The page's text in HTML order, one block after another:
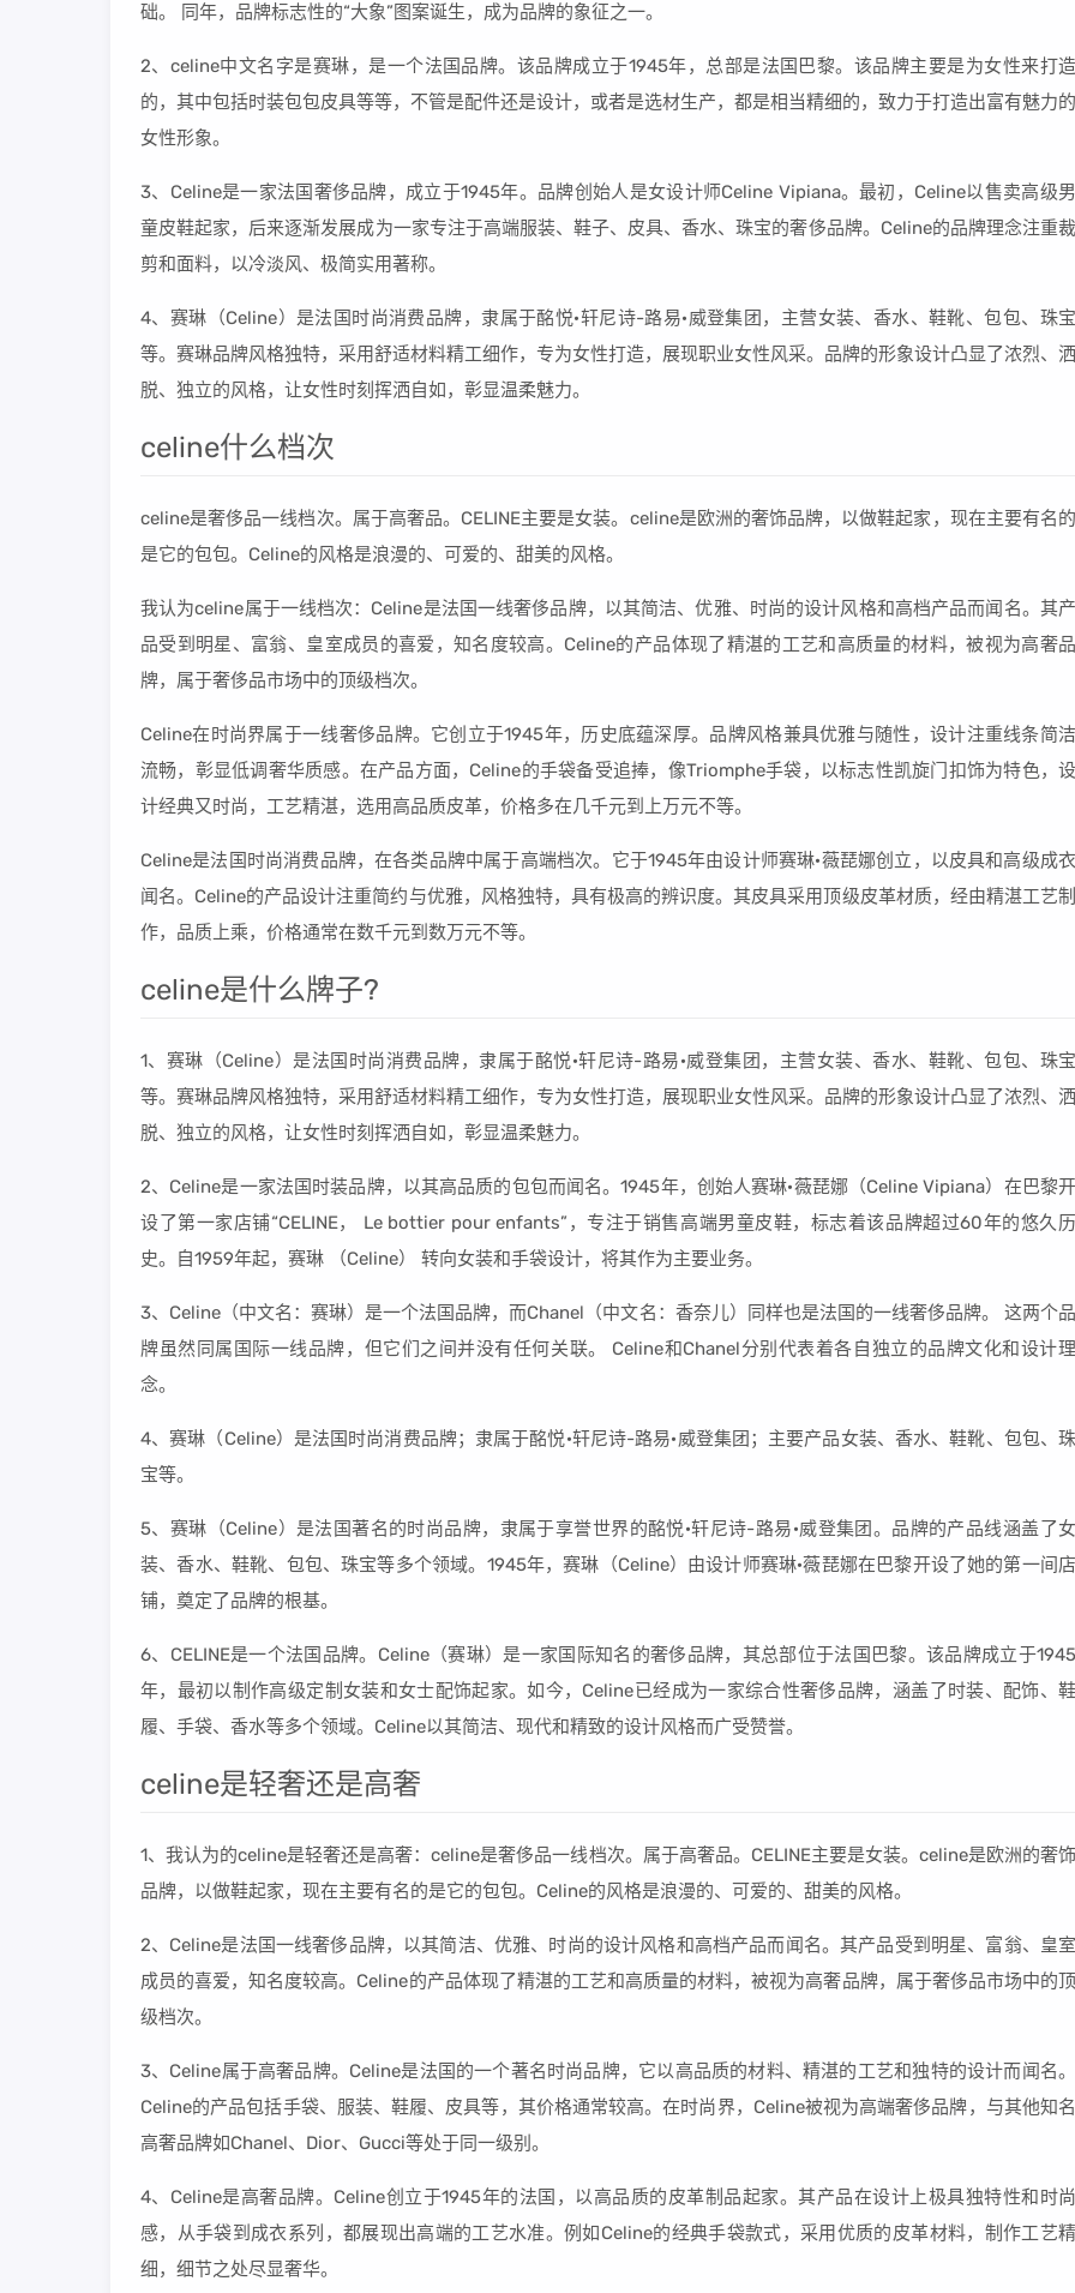
础。 同年，品牌标志性的“大象”图案诞生，成为品牌的象征之一。
2、celine中文名字是赛琳，是一个法国品牌。该品牌成立于1945年，总部是法国巴黎。该品牌主要是为女性来打造
的，其中包括时装包包皮具等等，不管是配件还是设计，或者是选材生产，都是相当精细的，致力于打造出富有魅力的
女性形象。
3、Celine是一家法国奢侈品牌，成立于1945年。品牌创始人是女设计师Celine Vipiana。最初，Celine以售卖高级男
童皮鞋起家，后来逐渐发展成为一家专注于高端服装、鞋子、皮具、香水、珠宝的奢侈品牌。Celine的品牌理念注重裁
剪和面料，以冷淡风、极简实用著称。
4、赛琳（Celine）是法国时尚消费品牌，隶属于酩悦·轩尼诗-路易·威登集团，主营女装、香水、鞋靴、包包、珠宝
等。赛琳品牌风格独特，采用舒适材料精工细作，专为女性打造，展现职业女性风采。品牌的形象设计凸显了浓烈、洒
脱、独立的风格，让女性时刻挥洒自如，彰显温柔魅力。
celine什么档次
celine是奢侈品一线档次。属于高奢品。CELINE主要是女装。celine是欧洲的奢饰品牌，以做鞋起家，现在主要有名的
是它的包包。Celine的风格是浪漫的、可爱的、甜美的风格。
我认为celine属于一线档次：Celine是法国一线奢侈品牌，以其简洁、优雅、时尚的设计风格和高档产品而闻名。其产
品受到明星、富翁、皇室成员的喜爱，知名度较高。Celine的产品体现了精湛的工艺和高质量的材料，被视为高奢品
牌，属于奢侈品市场中的顶级档次。
Celine在时尚界属于一线奢侈品牌。它创立于1945年，历史底蕴深厚。品牌风格兼具优雅与随性，设计注重线条简洁
流畅，彰显低调奢华质感。在产品方面，Celine的手袋备受追捧，像Triomphe手袋，以标志性凯旋门扣饰为特色，设
计经典又时尚，工艺精湛，选用高品质皮革，价格多在几千元到上万元不等。
Celine是法国时尚消费品牌，在各类品牌中属于高端档次。它于1945年由设计师赛琳·薇琵娜创立，以皮具和高级成衣
闻名。Celine的产品设计注重简约与优雅，风格独特，具有极高的辨识度。其皮具采用顶级皮革材质，经由精湛工艺制
作，品质上乘，价格通常在数千元到数万元不等。
celine是什么牌子?
1、赛琳（Celine）是法国时尚消费品牌，隶属于酩悦·轩尼诗-路易·威登集团，主营女装、香水、鞋靴、包包、珠宝
等。赛琳品牌风格独特，采用舒适材料精工细作，专为女性打造，展现职业女性风采。品牌的形象设计凸显了浓烈、洒
脱、独立的风格，让女性时刻挥洒自如，彰显温柔魅力。
2、Celine是一家法国时装品牌，以其高品质的包包而闻名。1945年，创始人赛琳·薇琵娜（Celine Vipiana）在巴黎开
设了第一家店铺“CELINE， Le bottier pour enfants”，专注于销售高端男童皮鞋，标志着该品牌超过60年的悠久历
史。自1959年起，赛琳 （Celine） 转向女装和手袋设计，将其作为主要业务。
3、Celine（中文名：赛琳）是一个法国品牌，而Chanel（中文名：香奈儿）同样也是法国的一线奢侈品牌。 这两个品
牌虽然同属国际一线品牌，但它们之间并没有任何关联。 Celine和Chanel分别代表着各自独立的品牌文化和设计理
念。
4、赛琳（Celine）是法国时尚消费品牌；隶属于酩悦·轩尼诗-路易·威登集团；主要产品女装、香水、鞋靴、包包、珠
宝等。
5、赛琳（Celine）是法国著名的时尚品牌，隶属于享誉世界的酩悦·轩尼诗-路易·威登集团。品牌的产品线涵盖了女
装、香水、鞋靴、包包、珠宝等多个领域。1945年，赛琳（Celine）由设计师赛琳·薇琵娜在巴黎开设了她的第一间店
铺，奠定了品牌的根基。
6、CELINE是一个法国品牌。Celine（赛琳）是一家国际知名的奢侈品牌，其总部位于法国巴黎。该品牌成立于1945
年，最初以制作高级定制女装和女士配饰起家。如今，Celine已经成为一家综合性奢侈品牌，涵盖了时装、配饰、鞋
履、手袋、香水等多个领域。Celine以其简洁、现代和精致的设计风格而广受赞誉。
celine是轻奢还是高奢
1、我认为的celine是轻奢还是高奢：celine是奢侈品一线档次。属于高奢品。CELINE主要是女装。celine是欧洲的奢饰
品牌，以做鞋起家，现在主要有名的是它的包包。Celine的风格是浪漫的、可爱的、甜美的风格。
2、Celine是法国一线奢侈品牌，以其简洁、优雅、时尚的设计风格和高档产品而闻名。其产品受到明星、富翁、皇室
成员的喜爱，知名度较高。Celine的产品体现了精湛的工艺和高质量的材料，被视为高奢品牌，属于奢侈品市场中的顶
级档次。
3、Celine属于高奢品牌。Celine是法国的一个著名时尚品牌，它以高品质的材料、精湛的工艺和独特的设计而闻名。
Celine的产品包括手袋、服装、鞋履、皮具等，其价格通常较高。在时尚界，Celine被视为高端奢侈品牌，与其他知名
高奢品牌如Chanel、Dior、Gucci等处于同一级别。
4、Celine是高奢品牌。Celine创立于1945年的法国，以高品质的皮革制品起家。其产品在设计上极具独特性和时尚
感，从手袋到成衣系列，都展现出高端的工艺水准。例如Celine的经典手袋款式，采用优质的皮革材料，制作工艺精
细，细节之处尽显奢华。